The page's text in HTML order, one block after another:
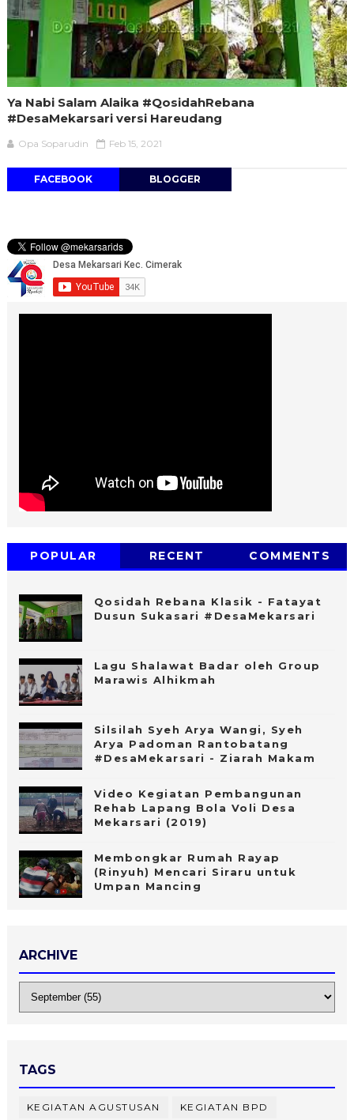
Ya Nabi Salam Alaika #QosidahRebana​
#DesaMekarsari​ versi Hareudang
Opa Soparudin Feb 15, 2021
FACEBOOK BLOGGER
POPULAR RECENT COMMENTS
Qosidah Rebana Klasik - Fatayat
Dusun Sukasari #DesaMekarsari
Lagu Shalawat Badar oleh Group
Marawis Alhikmah
Silsilah Syeh Arya Wangi, Syeh
Arya Padoman Rantobatang
#DesaMekarsari​ - Ziarah Makam
Video Kegiatan Pembangunan
Rehab Lapang Bola Voli Desa
Mekarsari (2019)
Membongkar Rumah Rayap
(Rinyuh) Mencari Siraru untuk
Umpan Mancing
ARCHIVE
TAGS
KEGIATAN AGUSTUSAN KEGIATAN BPD